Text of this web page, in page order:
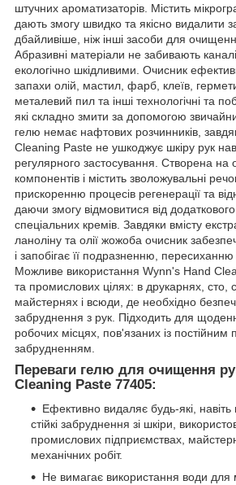
штучних ароматизаторів. Містить
дають змогу швидко та якісно видалити
дбайливіше, ніж інші засоби для
Абразивні матеріали не забивають
екологічно шкідливими. Очисник
запахи олій, мастил, фарб, клеїв,
металевий пил та інші технологічні та
які складно змити за допомогою
гелю немає нафтових розчинників,
Cleaning Paste не ушкоджує шкіру рук
регулярного застосування. Створена на
компонентів і містить зволожувальні
прискоренню процесів регенерації та
даючи змогу відмовитися від
спеціальних кремів. Завдяки вмісту
ланоліну та олії жожоба очисник
і запобігає її подразненню, пересиханню
Можливе використання Wynn's Hand
та промислових цілях: в друкарнях, сто,
майстернях і всюди, де необхідно
забруднення з рук. Підходить для
робочих місцях, пов'язаних із постійним
забрудненням.
Переваги гелю для очищення
Cleaning Paste 77405:
Ефективно видаляє будь-які, навіть
стійкі забруднення зі шкіри,
промислових підприємствах,
механічних робіт.
Не вимагає використання води для